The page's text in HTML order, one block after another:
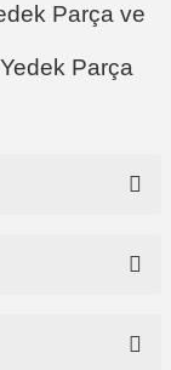
Parça ve
Parça